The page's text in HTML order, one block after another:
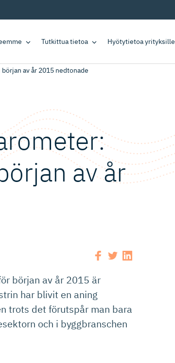
Tutkittua tietoa Hyötytietoa yrityksille
av år 2015 nedtonade
av år
början av år 2015 är
har blivit en aning
trots det förutspår man bara
och i byggbranschen